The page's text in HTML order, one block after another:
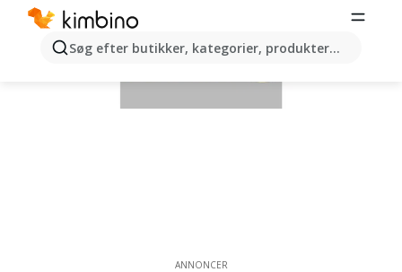
Søg efter butikker, kategorier, produkter...
ANNONCER